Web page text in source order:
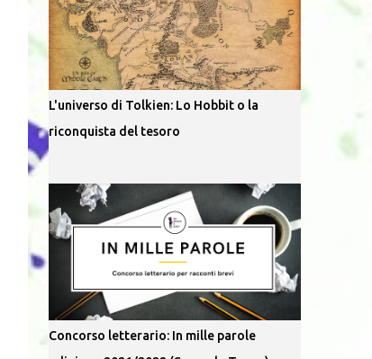
L'universo di Tolkien: Lo Hobbit o la
riconquista del tesoro
Concorso letterario: In mille parole